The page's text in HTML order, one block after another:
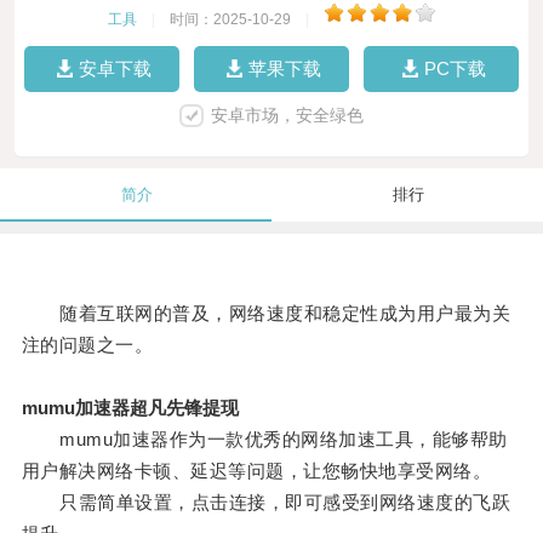
工具 时间：2025-10-29
安卓下载 苹果下载 PC下载
安卓市场，安全绿色
简介 排行
随着互联网的普及，网络速度和稳定性成为用户最为关
注的问题之一。
mumu加速器超凡先锋提现
mumu加速器作为一款优秀的网络加速工具，能够帮助
用户解决网络卡顿、延迟等问题，让您畅快地享受网络。
只需简单设置，点击连接，即可感受到网络速度的飞跃